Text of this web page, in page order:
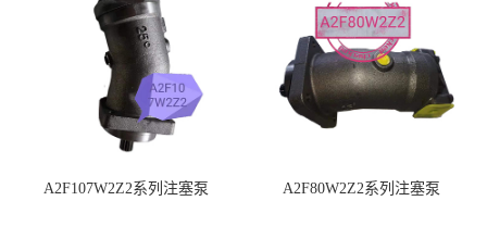
A2F107W2Z2系列注塞泵 A2F80W2Z2系列注塞泵